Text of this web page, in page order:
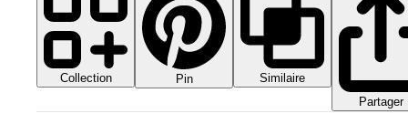
Collection Pin
Similaire
Partager